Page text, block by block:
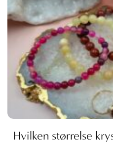
Hvilken størrelse